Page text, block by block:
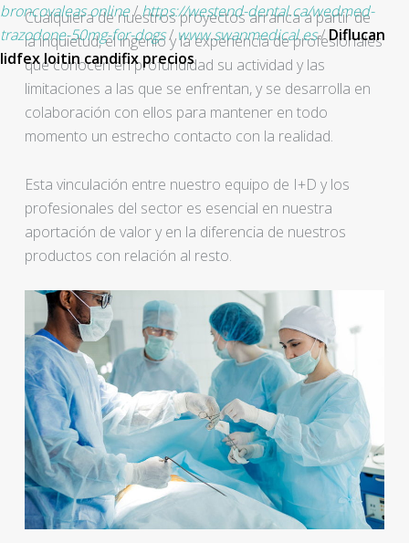
broncovaleas online/https://westend-dental.ca/wedmed-
trazodone-50mg-for-dogs/www.swanmedical.es/Diflucan
lidfex loitin candifix precios
Cualquiera de nuestros proyectos arranca a partir de
la inquietud, el ingenio y la experiencia de profesionales
que conocen en profundidad su actividad y las
limitaciones a las que se enfrentan, y se desarrolla en
colaboración con ellos para mantener en todo
momento un estrecho contacto con la realidad.
Esta vinculación entre nuestro equipo de I+D y los
profesionales del sector es esencial en nuestra
aportación de valor y en la diferencia de nuestros
productos con relación al resto.